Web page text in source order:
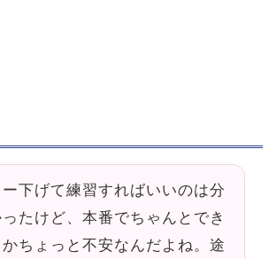
ー下げて練習すればいいのは分
ったけど、本番でちゃんとでき
かちょっと不安なんだよね。途